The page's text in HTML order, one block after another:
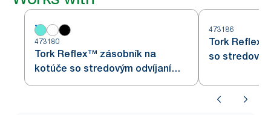
473180
Tork Reflex™ zásobník na
kotúče so stredovým odvíjaním,
biely a tyrkysový M4
473186
Tork
so